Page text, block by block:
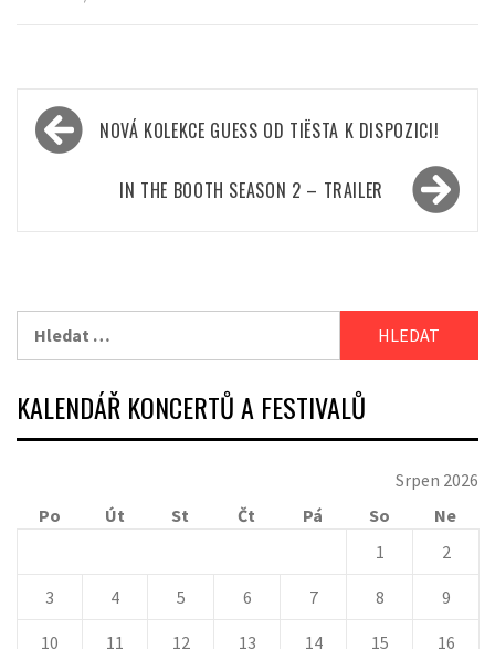
Navigace
pro
příspěvek
NOVÁ KOLEKCE GUESS OD TIËSTA K DISPOZICI!
IN THE BOOTH SEASON 2 – TRAILER
KALENDÁŘ KONCERTŮ A FESTIVALŮ
Srpen 2026
Po
Út St Čt Pá So
Ne
1
2
3 4 5 6 7 8 9
10 11 12 13 14 15 16